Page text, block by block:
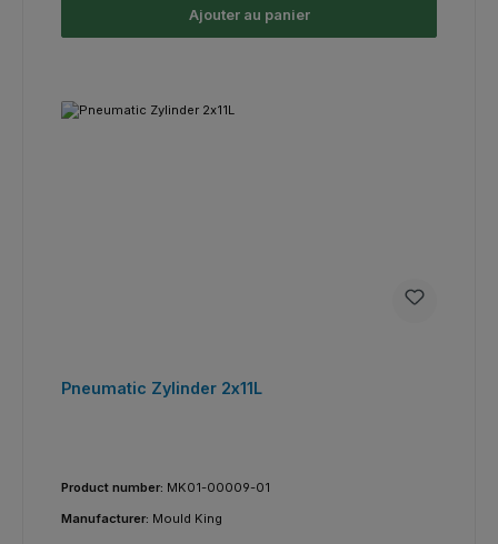
Ajouter au panier
Pneumatic Zylinder 2x11L
Product number: MK01-00009-01
Manufacturer: Mould King